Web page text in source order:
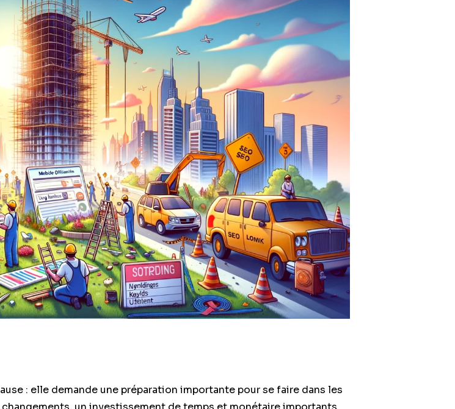
: elle demande une préparation importante pour se faire dans les